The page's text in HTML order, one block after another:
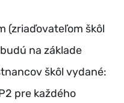
(zriaďovateľom škôl
na základe
škôl vydané:
pre každého